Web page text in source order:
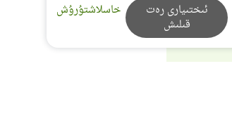
خاسلاشتۇرۇش
ئىختىيارى رەت
قىلىش